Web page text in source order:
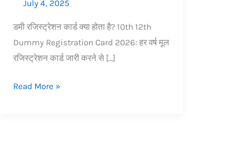
July 4, 2025
डमी रजिस्ट्रेशन कार्ड क्या होता है? 10th 12th
Dummy Registration Card 2026: हर वर्ष मूल
रजिस्ट्रेशन कार्ड जारी करने से […]
Read More »